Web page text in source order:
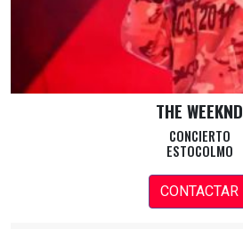
THE WEEKND
CONCIERTO
ESTOCOLMO
CONTACTAR